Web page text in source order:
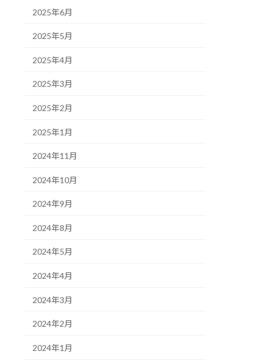
2025年6月
2025年5月
2025年4月
2025年3月
2025年2月
2025年1月
2024年11月
2024年10月
2024年9月
2024年8月
2024年5月
2024年4月
2024年3月
2024年2月
2024年1月